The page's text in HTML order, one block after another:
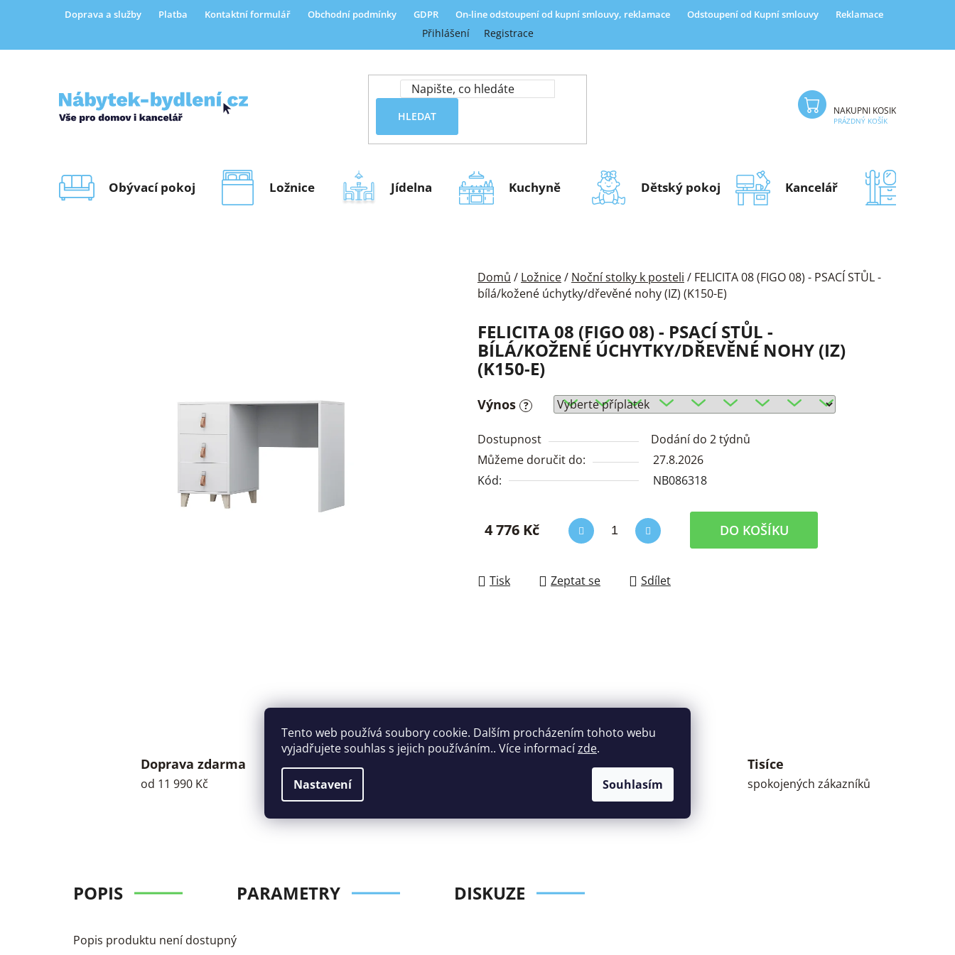
Tento web používá soubory cookie. Dalším procházením tohoto webu
vyjadřujete souhlas s jejich používáním.. Více informacízde.
Nastavení Souhlasím
Doprava a služby Platba Kontaktní formulář Obchodní podmínky GDPR On-line odstoupení od kupní smlouvy, reklamace Odstoupení od Kupní smlouvy Reklamace
Přihlášení Registrace
HLEDAT NÁKUPNÍ KOŠÍK
PRÁZDNÝ KOŠÍK
Obývací pokoj Ložnice Jídelna Kuchyně Dětský pokoj Kancelář
Domů / Ložnice/ Noční stolky k posteli / FELICITA 08 (FIGO 08) - PSACÍ STŮL -
bílá/kožené úchytky/dřevěné nohy (IZ) (K150-E)
FELICITA 08 (FIGO 08) - PSACÍ STŮL -
BÍLÁ/KOŽENÉ ÚCHYTKY/DŘEVĚNÉ NOHY (IZ)
(K150-E)
Výnos ?
Dostupnost
Dodání do 2 týdnů
Můžeme doručit do:
27.8.2026
Kód:
NB086318
4 776 Kč DO KOŠÍKU
Tisk Zeptat se Sdílet
Doprava zdarma
od 11 990 Kč
Perfektní
zákaznická podpora
Široký výběr
nábytku za rozumné
Tisíce
spokojených zákazníků
POPIS PARAMETRY DISKUZE
Popis produktu není dostupný